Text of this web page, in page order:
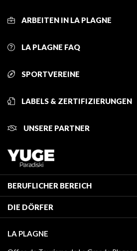
ARBEITEN IN LA PLAGNE
LA PLAGNE FAQ
SPORTVEREINE
LABELS & ZERTIFIZIERUNGEN
UNSERE PARTNER
BERUFLICHER BEREICH
Mitglied des Fremdenverkehrsamtes
Klassifizierung von Möbeln
Kurtaxe
Mediathek
DIE DÖRFER
Montchavin - Les Coches
LA PLAGNE